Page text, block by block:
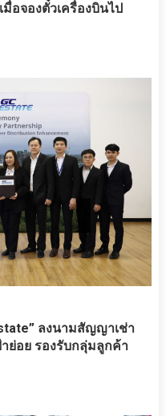
มื่อจองตั๋วเครื่องบินไป
ลงนามสัญญาเช่า
ย่อย รองรับกลุ่มลูกค้า